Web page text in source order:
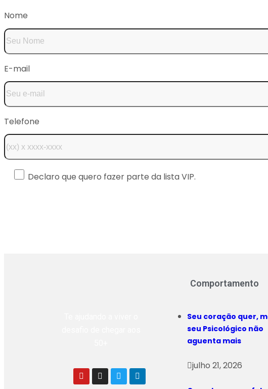
Nome
E-mail
Telefone
Declaro que quero fazer parte da lista VIP.
Comportamento
Seu coração quer,
seu Psicológico não
aguenta mais
julho 21, 2026